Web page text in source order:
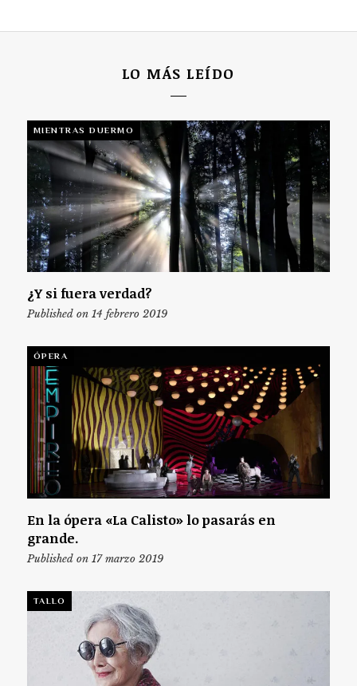
LO MÁS LEÍDO
MIENTRAS DUERMO
¿Y si fuera verdad?
Published on 14 febrero 2019
ÓPERA
En la ópera «La Calisto» lo pasarás en
grande.
Published on 17 marzo 2019
TALLO